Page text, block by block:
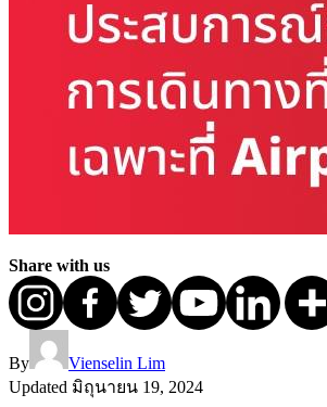
Share with us
By
Vienselin Lim
Updated มิถุนายน 19, 2024